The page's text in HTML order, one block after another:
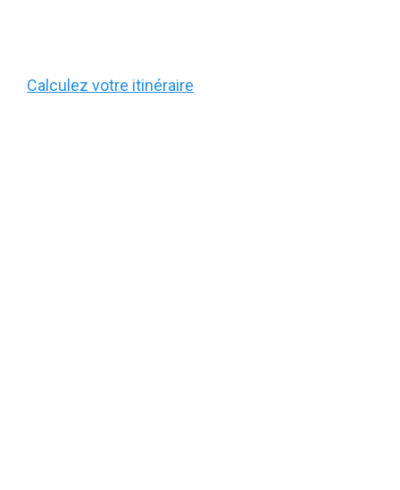
Calculez votre itinéraire